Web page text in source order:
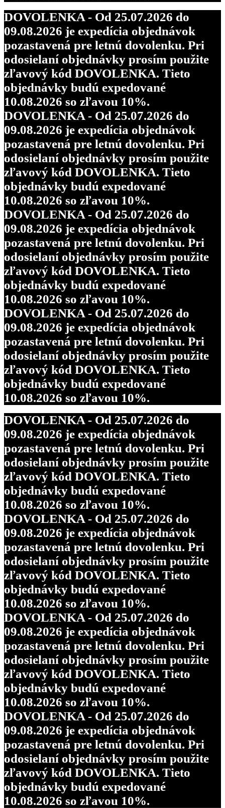
DOVOLENKA - Od 25.07.2026 do
09.08.2026 je expedícia objednávok
pozastavená pre letnú dovolenku. Pri
odosielaní objednávky prosím použite
zľavový kód DOVOLENKA. Tieto
objednávky budú expedované
10.08.2026 so zľavou 10%.
DOVOLENKA - Od 25.07.2026 do
09.08.2026 je expedícia objednávok
pozastavená pre letnú dovolenku. Pri
odosielaní objednávky prosím použite
zľavový kód DOVOLENKA. Tieto
objednávky budú expedované
10.08.2026 so zľavou 10%.
DOVOLENKA - Od 25.07.2026 do
09.08.2026 je expedícia objednávok
pozastavená pre letnú dovolenku. Pri
odosielaní objednávky prosím použite
zľavový kód DOVOLENKA. Tieto
objednávky budú expedované
10.08.2026 so zľavou 10%.
DOVOLENKA - Od 25.07.2026 do
09.08.2026 je expedícia objednávok
pozastavená pre letnú dovolenku. Pri
odosielaní objednávky prosím použite
zľavový kód DOVOLENKA. Tieto
objednávky budú expedované
10.08.2026 so zľavou 10%.
DOVOLENKA - Od 25.07.2026 do
09.08.2026 je expedícia objednávok
pozastavená pre letnú dovolenku. Pri
odosielaní objednávky prosím použite
zľavový kód DOVOLENKA. Tieto
objednávky budú expedované
10.08.2026 so zľavou 10%.
DOVOLENKA - Od 25.07.2026 do
09.08.2026 je expedícia objednávok
pozastavená pre letnú dovolenku. Pri
odosielaní objednávky prosím použite
zľavový kód DOVOLENKA. Tieto
objednávky budú expedované
10.08.2026 so zľavou 10%.
DOVOLENKA - Od 25.07.2026 do
09.08.2026 je expedícia objednávok
pozastavená pre letnú dovolenku. Pri
odosielaní objednávky prosím použite
zľavový kód DOVOLENKA. Tieto
objednávky budú expedované
10.08.2026 so zľavou 10%.
DOVOLENKA - Od 25.07.2026 do
09.08.2026 je expedícia objednávok
pozastavená pre letnú dovolenku. Pri
odosielaní objednávky prosím použite
zľavový kód DOVOLENKA. Tieto
objednávky budú expedované
10.08.2026 so zľavou 10%.